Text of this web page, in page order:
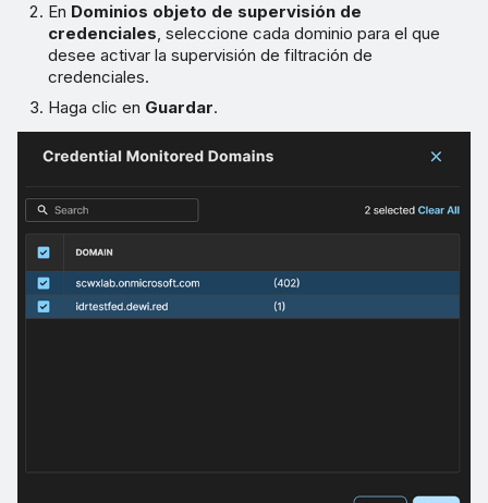
En Dominios objeto de supervisión de
credenciales, seleccione cada dominio para el que
desee activar la supervisión de filtración de
credenciales.
Haga clic en Guardar.